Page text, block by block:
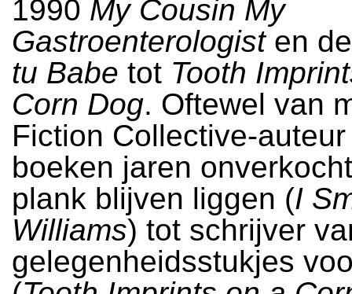
1990 My Cousin My
Gastroenterologisten
tu Babe tot Tooth
Corn Dog. Oftewel van
Fiction Collective-
boeken jaren
plank blijven liggen (I
Williams) tot schrijver
gelegenheidsstukjes